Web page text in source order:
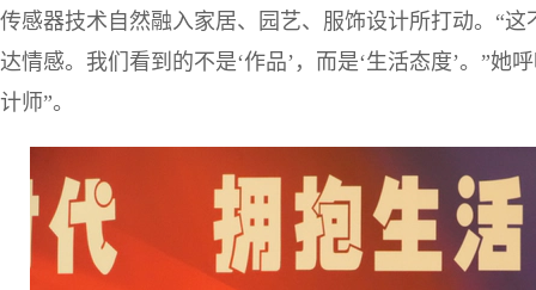
传感器技术自然融入家居、园艺、服饰设计所打动。“
达情感。我们看到的不是‘作品’，而是‘生活态度’。”她
计师”。